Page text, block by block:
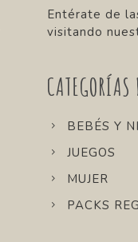
Entérate de
visitando
CATEGORÍAS
BEBÉS Y
JUEGOS
MUJER
PACKS